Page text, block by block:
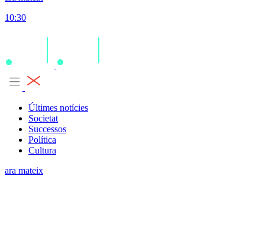
10:30
Últimes notícies
Societat
Successos
Política
Cultura
ara mateix